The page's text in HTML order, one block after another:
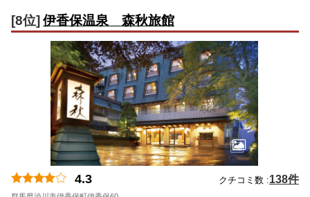
[8位]伊香保温泉 森秋旅館
4.3 クチコミ数 :138件